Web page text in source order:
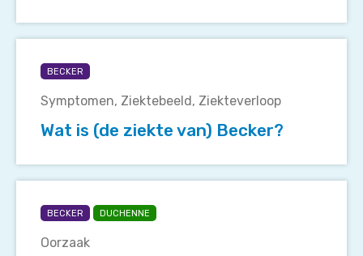
ziekte
van)
BECKER
Symptomen Ziektebeeld Ziekteverloop
Wat is (de ziekte van) Becker?
oorzaak
BECKER DUCHENNE
Oorzaak